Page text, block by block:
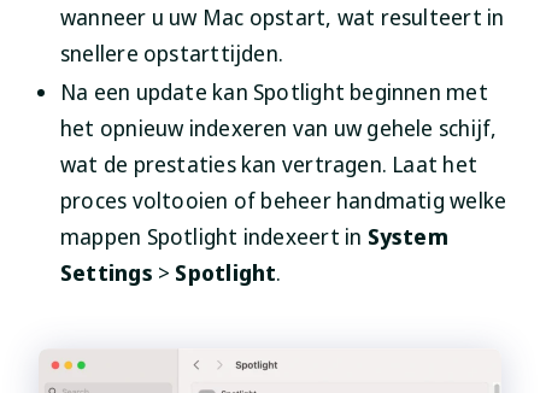
wanneer u uw Mac opstart, wat resulteert in
snellere opstarttijden.
Na een update kan Spotlight beginnen met
het opnieuw indexeren van uw gehele schijf,
wat de prestaties kan vertragen. Laat het
proces voltooien of beheer handmatig welke
mappen Spotlight indexeert in System
Settings > Spotlight.